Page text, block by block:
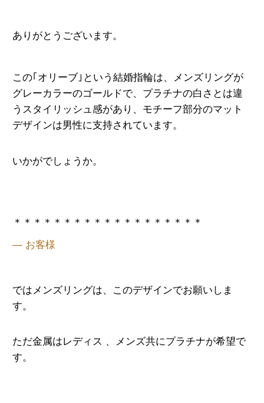
ありがとうございます。
この｢オリーブ｣という結婚指輪は、メンズリングが
グレーカラーのゴールドで、プラチナの白さとは違
うスタイリッシュ感があり、モチーフ部分のマット
デザインは男性に支持されています。
いかがでしょうか。
＊＊＊＊＊＊＊＊＊＊＊＊＊＊＊＊＊＊＊
— お客様
ではメンズリングは、このデザインでお願いしま
す。
ただ金属はレディス 、メンズ共にプラチナが希望で
す。